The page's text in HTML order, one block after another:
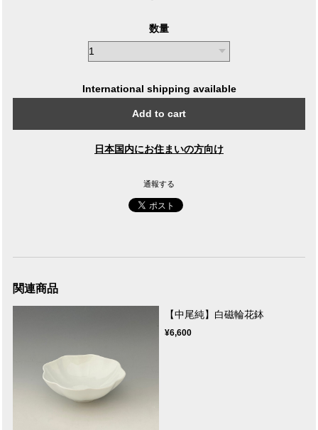
数量
International shipping available
Add to cart
日本国内にお住まいの方向け
通報する
関連商品
【中尾純】白磁輪花鉢
¥6,600